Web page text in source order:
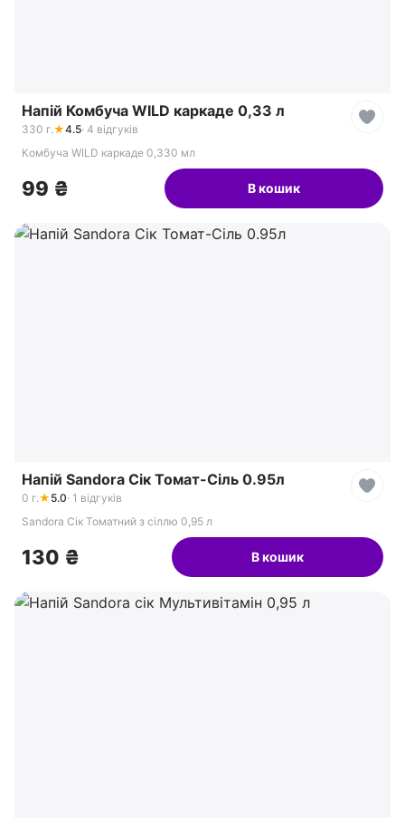
Напій Комбуча WILD каркаде 0,33 л
330 г.★4.5· 4 відгуків
Комбуча WILD каркаде 0,330 мл
99 ₴ В кошик
Напій Sandora Сік Томат-Сіль 0.95л
0 г.★ 5.0· 1 відгуків
Sandora Сік Томатний з сіллю 0,95 л
130 ₴ В кошик